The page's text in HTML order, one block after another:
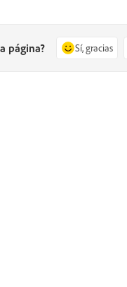
página? Sí, gracias